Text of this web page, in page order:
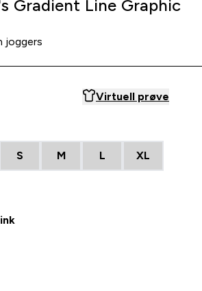
Gradient Line Graphic
joggers
Virtuell prøve
S M L XL